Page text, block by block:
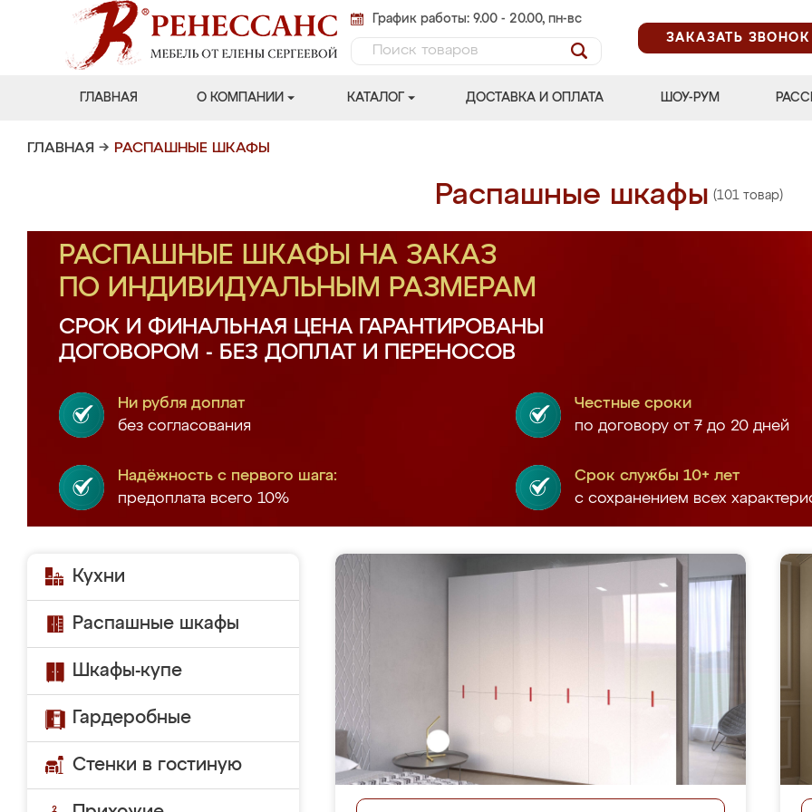
График работы: 9.00 - 20.00, пн-вс
ЗАКАЗАТЬ ЗВОНОК
ГЛАВНАЯ О КОМПАНИИ КАТАЛОГ ДОСТАВКА И ОПЛАТА ШОУ-РУМ
ГЛАВНАЯ → РАСПАШНЫЕ ШКАФЫ
Распашные шкафы (101 товар)
РАСПАШНЫЕ ШКАФЫ НА ЗАКАЗ
ПО ИНДИВИДУАЛЬНЫМ РАЗМЕРАМ
СРОК И ФИНАЛЬНАЯ ЦЕНА ГАРАНТИРОВАНЫ
ДОГОВОРОМ - БЕЗ ДОПЛАТ И ПЕРЕНОСОВ
Ни рубля доплат
без согласования
Честные сроки
по договору от 7 до 20 дней
Надёжность с первого шага:
предоплата всего 10%
Срок службы 10+ лет
с сохранением всех
Кухни
Распашные шкафы
Шкафы-купе
Гардеробные
Стенки в гостиную